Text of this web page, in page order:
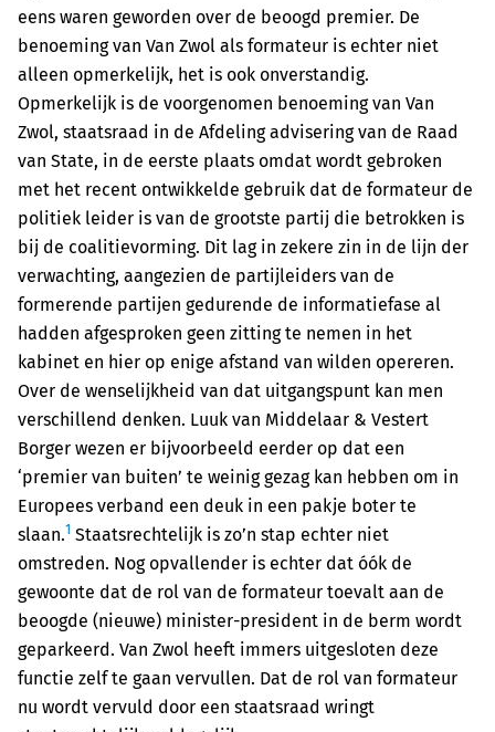
eens waren geworden over de beoogd premier. De
benoeming van Van Zwol als formateur is echter niet
alleen opmerkelijk, het is ook onverstandig.
Opmerkelijk is de voorgenomen benoeming van Van
Zwol, staatsraad in de Afdeling advisering van de Raad
van State, in de eerste plaats omdat wordt gebroken
met het recent ontwikkelde gebruik dat de formateur de
politiek leider is van de grootste partij die betrokken is
bij de coalitievorming. Dit lag in zekere zin in de lijn der
verwachting, aangezien de partijleiders van de
formerende partijen gedurende de informatiefase al
hadden afgesproken geen zitting te nemen in het
kabinet en hier op enige afstand van wilden opereren.
Over de wenselijkheid van dat uitgangspunt kan men
verschillend denken. Luuk van Middelaar & Vestert
Borger wezen er bijvoorbeeld eerder op dat een
‘premier van buiten’ te weinig gezag kan hebben om in
Europees verband een deuk in een pakje boter te
slaan.1 Staatsrechtelijk is zo’n stap echter niet
omstreden. Nog opvallender is echter dat óók de
gewoonte dat de rol van de formateur toevalt aan de
beoogde (nieuwe) minister-president in de berm wordt
geparkeerd. Van Zwol heeft immers uitgesloten deze
functie zelf te gaan vervullen. Dat de rol van formateur
nu wordt vervuld door een staatsraad wringt